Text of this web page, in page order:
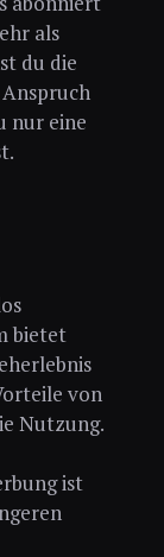
als
du die
nur eine
bietet
von
Nutzung.
ist